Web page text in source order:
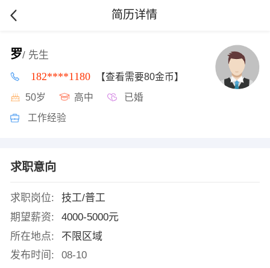
简历详情
罗/ 先生
182****1180 【查看需要80金币】
50岁 高中 已婚
工作经验
求职意向
求职岗位:
技工/普工
期望薪资:
4000-5000元
所在地点:
不限区域
发布时间:
08-10